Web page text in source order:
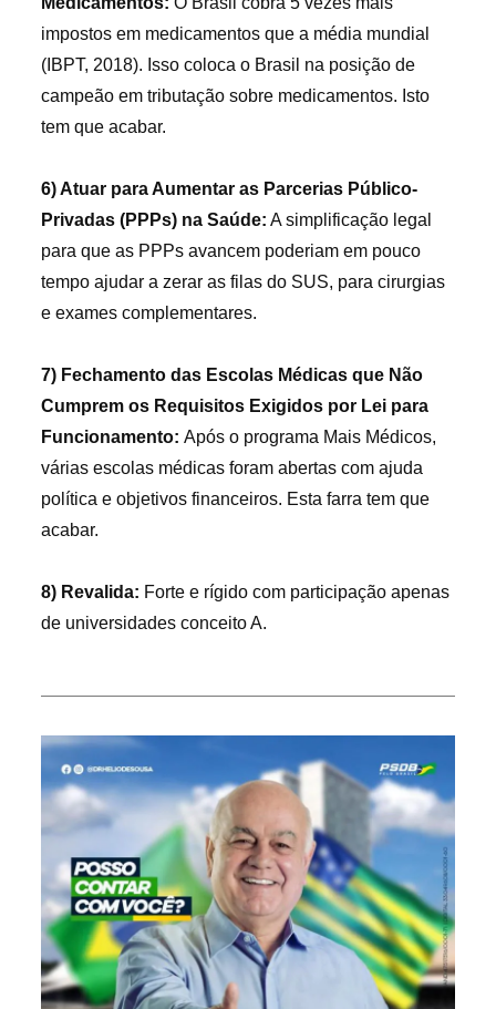
impostos em medicamentos que a média mundial
(IBPT, 2018). Isso coloca o Brasil na posição de
campeão em tributação sobre medicamentos. Isto
tem que acabar.
6) Atuar para Aumentar as Parcerias Público-
Privadas (PPPs) na Saúde: A simplificação legal
para que as PPPs avancem poderiam em pouco
tempo ajudar a zerar as filas do SUS, para cirurgias
e exames complementares.
7) Fechamento das Escolas Médicas que Não
Cumprem os Requisitos Exigidos por Lei para
Funcionamento: Após o programa Mais Médicos,
várias escolas médicas foram abertas com ajuda
política e objetivos financeiros. Esta farra tem que
acabar.
8) Revalida: Forte e rígido com participação apenas
de universidades conceito A.